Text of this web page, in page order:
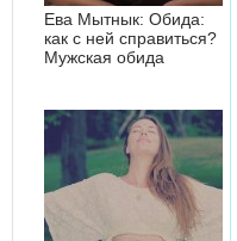
Ева Мытнык: Обида:
как c ней справиться?
Мужская обида